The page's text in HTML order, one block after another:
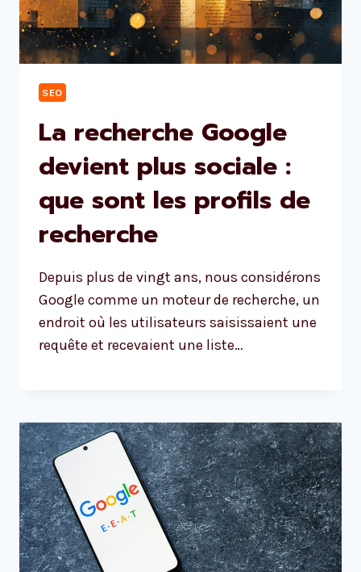
SEO
La recherche Google
devient plus sociale :
que sont les profils de
recherche
Depuis plus de vingt ans, nous considérons
Google comme un moteur de recherche, un
endroit où les utilisateurs saisissaient une
requête et recevaient une liste…